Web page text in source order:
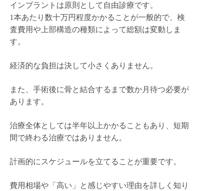
インプラントは原則として自由診療です。
1本あたり数十万円程度かかることが一般的で、検
査費用や上部構造の種類によって総額は変動しま
す。
経済的な負担は決して小さくありません。
また、手術後に骨と結合するまで数か月待つ必要が
あります。
治療全体としては半年以上かかることもあり、短期
間で終わる治療ではありません。
計画的にスケジュールを立てることが重要です。
費用相場や「高い」と感じやすい理由を詳しく知り